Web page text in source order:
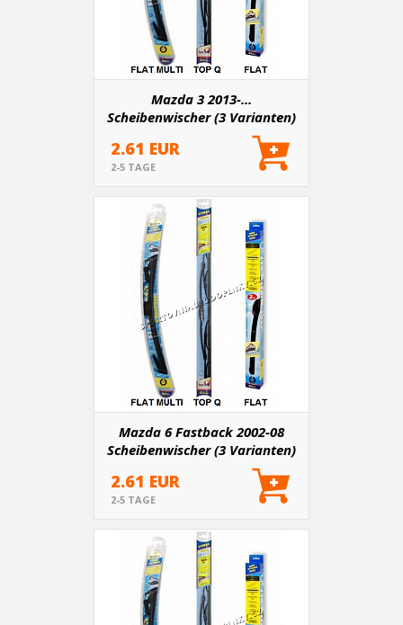
Mazda 3 2013-...
Scheibenwischer (3 Varianten)
2.61 EUR
2-5 TAGE
Mazda 6 Fastback 2002-08
Scheibenwischer (3 Varianten)
2.61 EUR
2-5 TAGE